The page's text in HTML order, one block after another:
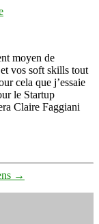
Startup
Lyon
édition
Digital
Open
Labs
22
et
23
moyen de
vos soft skills tout
cela que j’essaie
le Startup
Claire Faggiani
→